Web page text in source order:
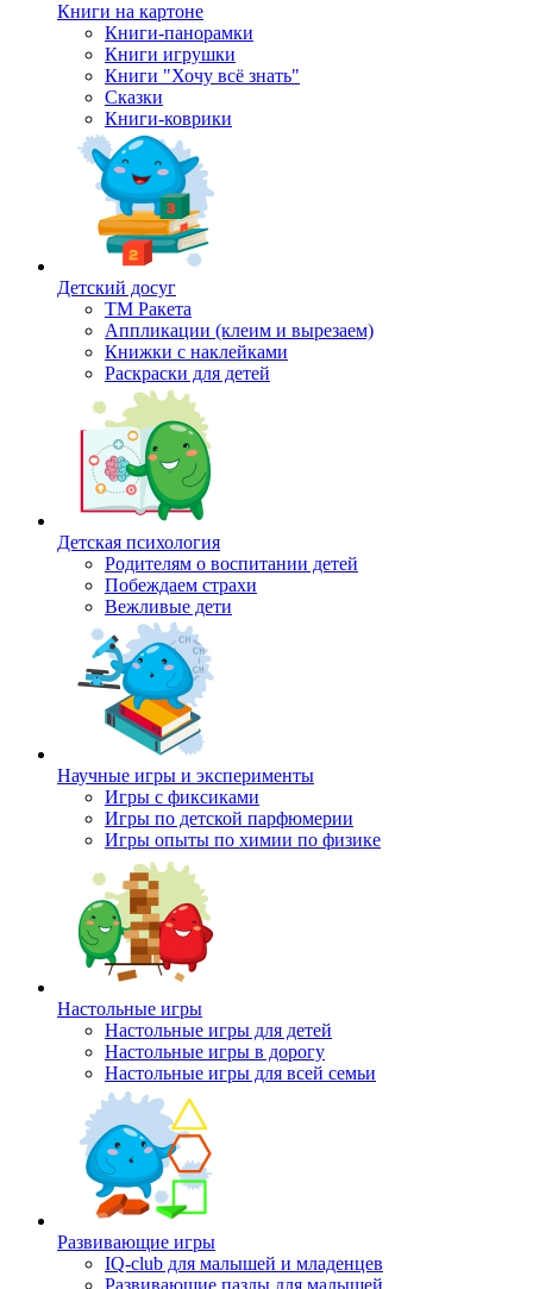
Книги на картоне
Книги-панорамки
Книги игрушки
Книги "Хочу всё знать"
Сказки
Книги-коврики
Детский досуг
ТМ Ракета
Аппликации (клеим и вырезаем)
Книжки с наклейками
Раскраски для детей
Детская психология
Родителям о воспитании детей
Побеждаем страхи
Вежливые дети
Научные игры и эксперименты
Игры с фиксиками
Игры по детской парфюмерии
Игры опыты по химии по физике
Настольные игры
Настольные игры для детей
Настольные игры в дорогу
Настольные игры для всей семьи
Развивающие игры
IQ-club для малышей и младенцев
Развивающие пазлы для малышей